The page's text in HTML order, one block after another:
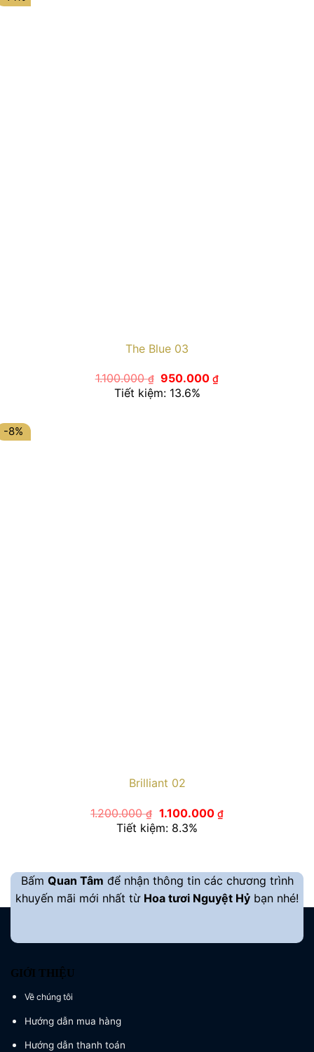
The Blue 03
1.100.000₫ Giá
gốc
là:
950.000₫Giá
Tiết kiệm: 13.6%
-8%
Brilliant 02
1.200.000₫ Giá
gốc
là:
1.100.000 ₫Giá
hiện
Tiết kiệm: 8.3%
Bấm Quan Tâm để nhận thông tin các chương trình
khuyến mãi mới nhất từ Hoa tươi Nguyệt Hỷ bạn nhé!
GIỚI THIỆU
Về chúng tôi
Hướng dẫn mua hàng
Hướng dẫn thanh toán